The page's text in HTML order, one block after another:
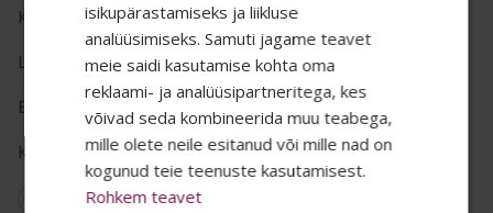
Kategooria: Zippo,Tulemasinad
Liik:
tulemasin
Bränd:
Zippo
Kastis:
10
Vegan: Ei
isikupärastamiseks ja liikluse
analüüsimiseks. Samuti jagame teavet
meie saidi kasutamise kohta oma
reklaami- ja analüüsipartneritega, kes
võivad seda kombineerida muu teabega,
mille olete neile esitanud või mille nad on
kogunud teie teenuste kasutamisest.
Rohkem teavet
SALADUST TAHAD
TEADA? 👀